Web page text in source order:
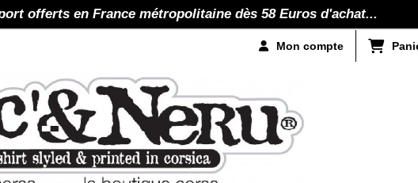
offerts en France métropolitaine dès 58 Euros d'achat...
Mon compte